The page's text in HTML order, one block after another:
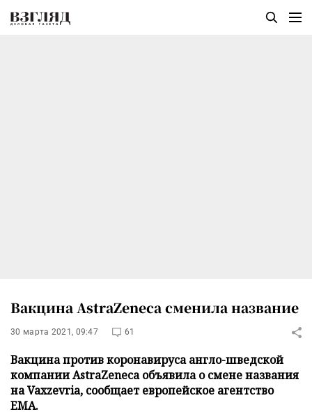
Вакцина AstraZeneca сменила название
30 марта 2021, 09:47 61
Вакцина против коронавируса англо-шведской
компании AstraZeneca объявила о смене названия
на Vaxzevria, сообщает европейское агентство
EMA.